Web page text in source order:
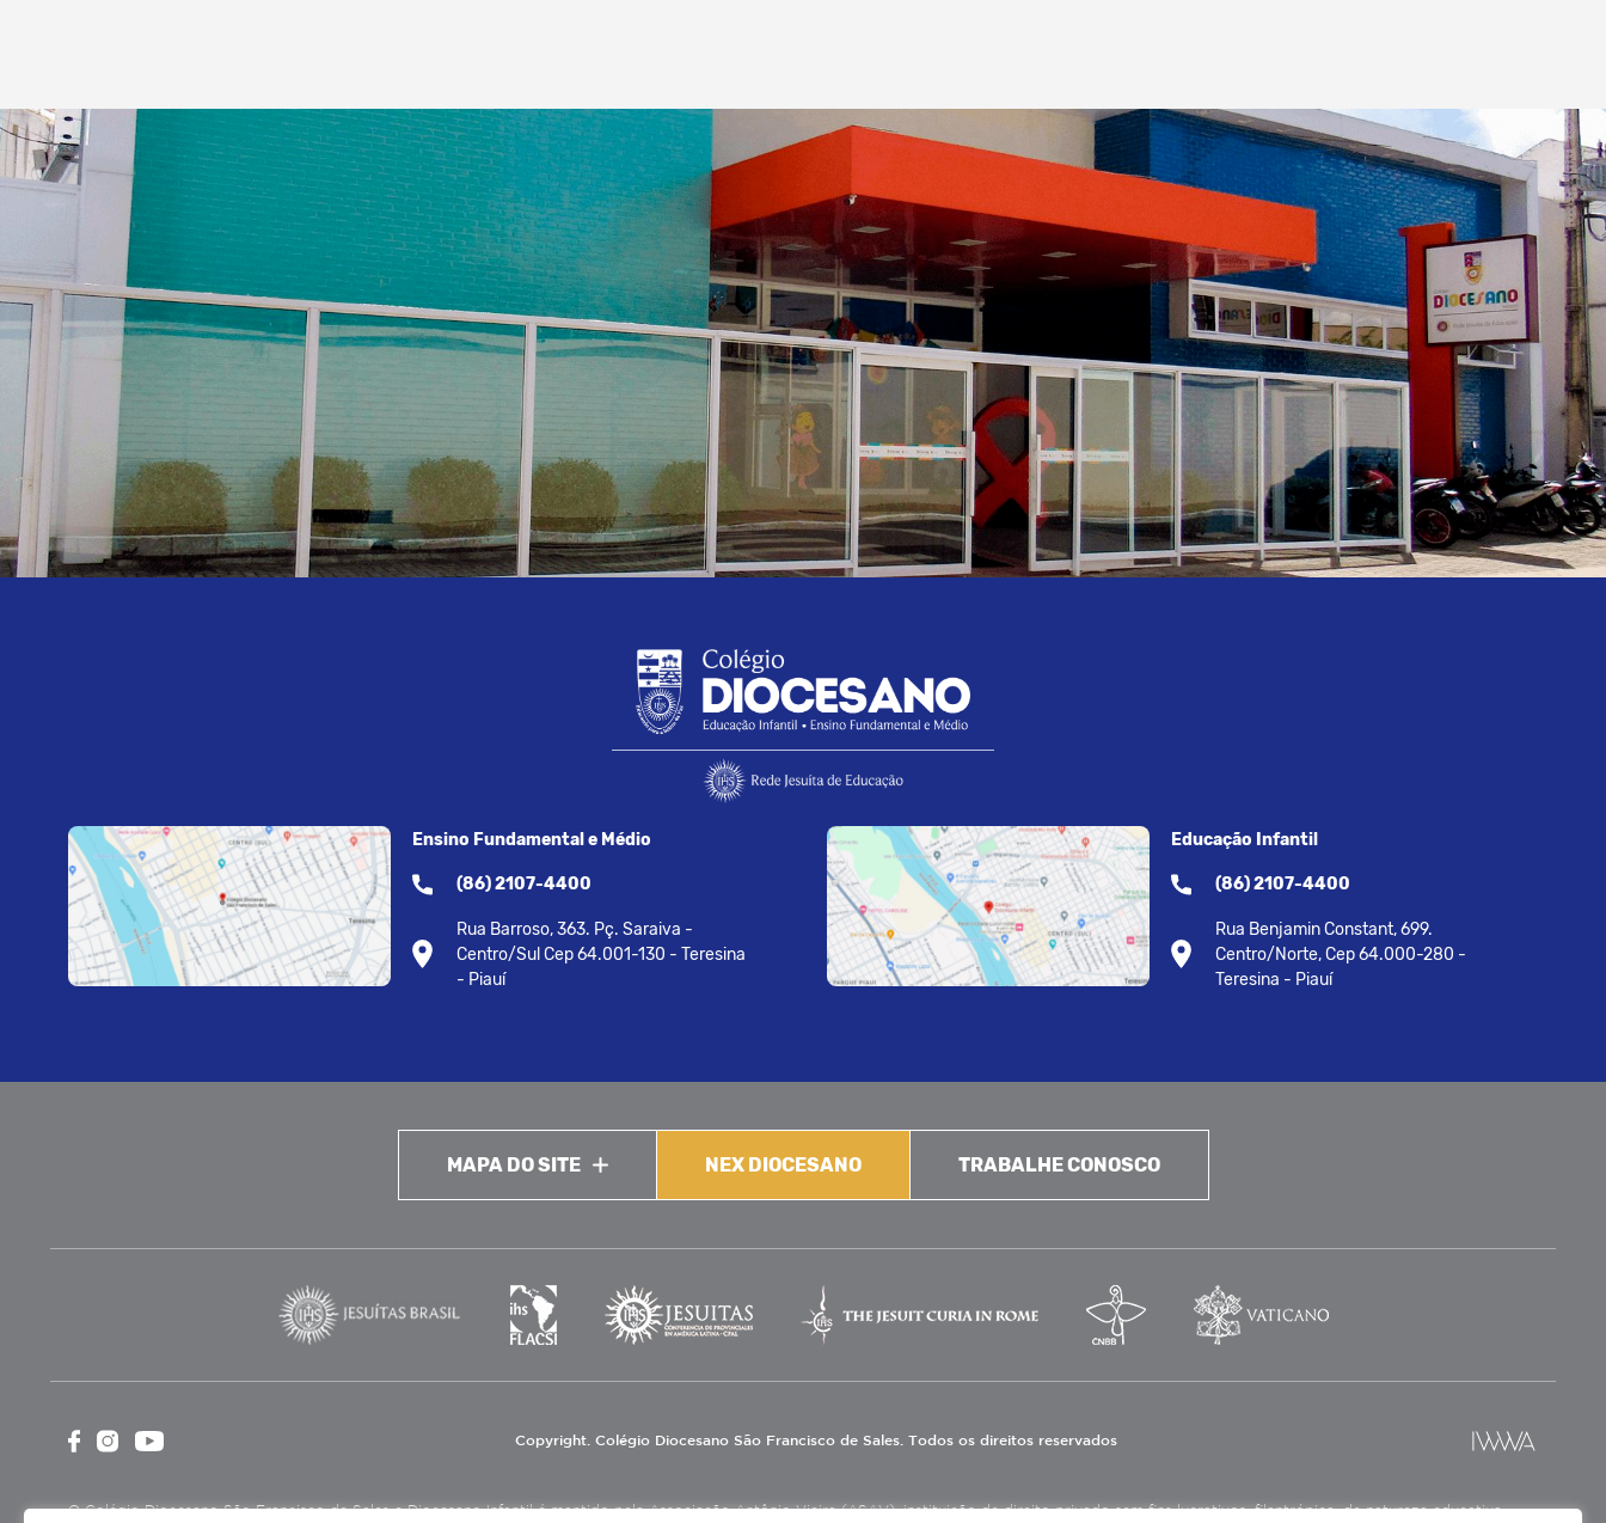
Ensino Fundamental e Médio
(86) 2107-4400
Rua Barroso, 363. Pç. Saraiva -
Centro/Sul Cep 64.001-130 - Teresina
- Piauí
Educação Infantil
(86) 2107-4400
Rua Benjamin Constant, 699.
Centro/Norte, Cep 64.000-280 -
Teresina - Piauí
MAPA DO SITE NEX DIOCESANO TRABALHE CONOSCO
Copyright. Colégio Diocesano São Francisco de Sales. Todos os direitos reservados
O Colégio Diocesano São Francisco de Sales e Diocesano Infantil é mantido pela Associação Antônio Vieira (ASAV), instituição de direito privado sem fins lucrativos, filantrópica, de natureza educativa,